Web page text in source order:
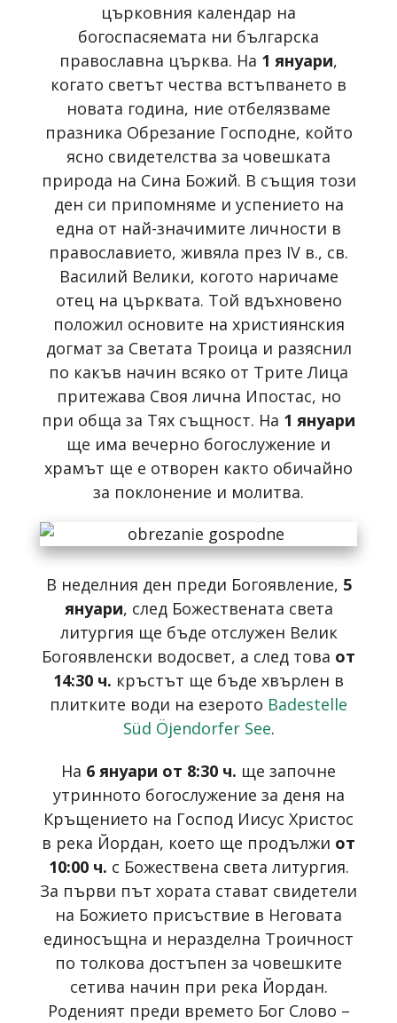
църковния календар на
богоспасяемата ни българска
православна църква. На 1 януари,
когато светът чества встъпването в
новата година, ние отбелязваме
празника Обрезание Господне, който
ясно свидетелства за човешката
природа на Сина Божий. В същия този
ден си припомняме и успението на
една от най-значимите личности в
православието, живяла през IV в., св.
Василий Велики, когото наричаме
отец на църквата. Той вдъхновено
положил основите на християнския
догмат за Свeтата Троица и разяснил
по какъв начин всяко от Трите Лица
притежава Своя лична Ипостас, но
при обща за Тях същност. На 1 януари
ще има вечерно богослужение и
храмът ще е отворен както обичайно
за поклонение и молитва.
В неделния ден преди Богоявление, 5
януари, след Божествената света
литургия ще бъде отслужен Велик
Богоявленски водосвет, а след това от
14:30 ч. кръстът ще бъде хвърлен в
плитките води на езерото Badestelle
Süd Öjendorfer See.
На 6 януари от 8:30 ч. ще започне
утринното богослужение за деня на
Кръщението на Господ Иисус Христос
в река Йордан, което ще продължи от
10:00 ч. с Божествена света литургия.
За първи път хората стават свидетели
на Божието присъствие в Неговата
единосъщна и неразделна Троичност
по толкова достъпен за човешките
сетива начин при река Йордан.
Роденият преди времето Бог Слово –